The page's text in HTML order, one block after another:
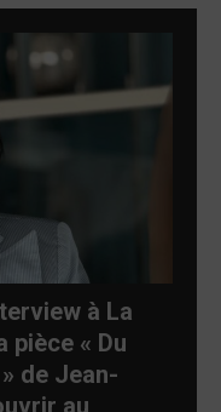
à La
pièce « Du
de Jean-
au